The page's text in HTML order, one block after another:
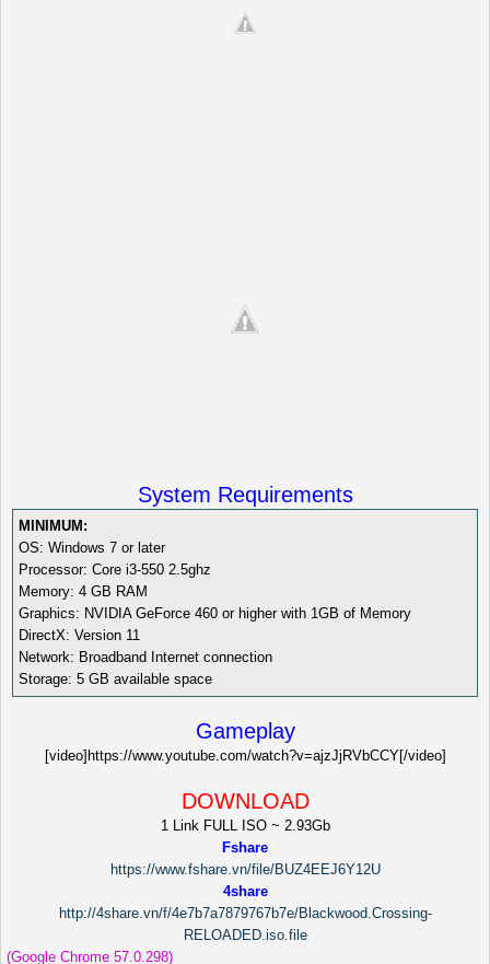
System Requirements
MINIMUM:
OS: Windows 7 or later
Processor: Core i3-550 2.5ghz
Memory: 4 GB RAM
Graphics: NVIDIA GeForce 460 or higher with 1GB of Memory
DirectX: Version 11
Network: Broadband Internet connection
Storage: 5 GB available space
Gameplay
[video]https://www.youtube.com/watch?v=ajzJjRVbCCY[/video]
DOWNLOAD
1 Link FULL ISO ~ 2.93Gb
Fshare
https://www.fshare.vn/file/BUZ4EEJ6Y12U
4share
http://4share.vn/f/4e7b7a7879767b7e/Blackwood.Crossing-
RELOADED.iso.file
(Google Chrome 57.0.298)